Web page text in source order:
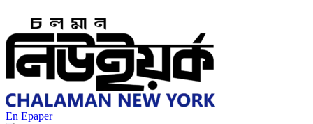
En Epaper